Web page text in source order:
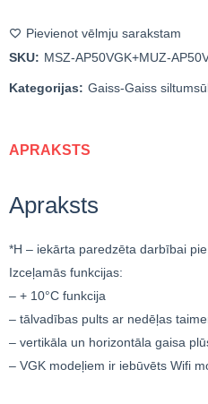
Pievienot vēlmju sarakstam
SKU: MSZ-AP50VGK+MUZ-
Kategorijas: Gaiss-Gaiss
APRAKSTS
Apraksts
*H – iekārta paredzēta darbībai
Izceļamās funkcijas:
– + 10°C funkcija
– tālvadības pults ar nedēļas
– vertikāla un horizontāla gaisa
– VGK modeļiem ir iebūvēts Wifi